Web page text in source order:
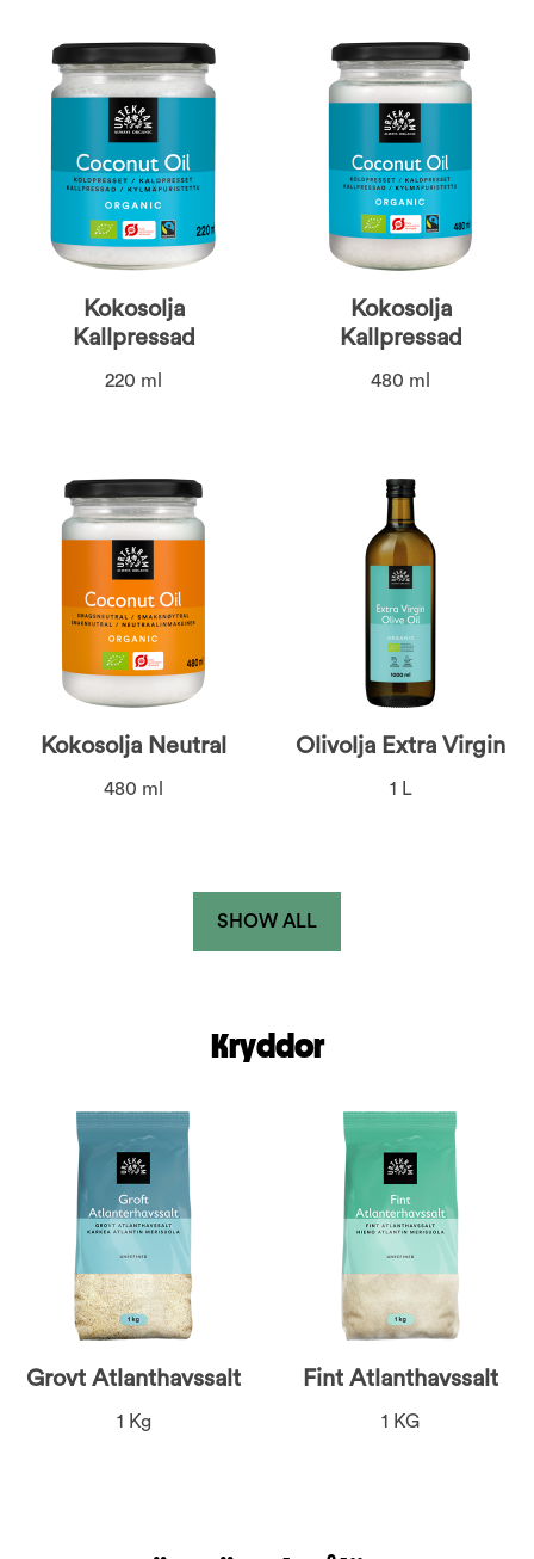
Kokosolja
Kallpressad
220 ml
Kokosolja
Kallpressad
480 ml
Kokosolja Neutral
480 ml
Olivolja Extra Virgin
1 L
SHOW ALL
Kryddor
Grovt Atlanthavssalt
1 Kg
Fint Atlanthavssalt
1 KG